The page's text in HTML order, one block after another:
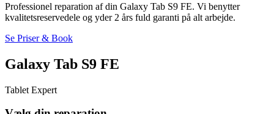
Professionel reparation af din Galaxy Tab S9 FE. Vi benytter
kvalitetsreservedele og yder 2 års fuld garanti på alt arbejde.
Se Priser & Book
Galaxy Tab S9 FE
Tablet Expert